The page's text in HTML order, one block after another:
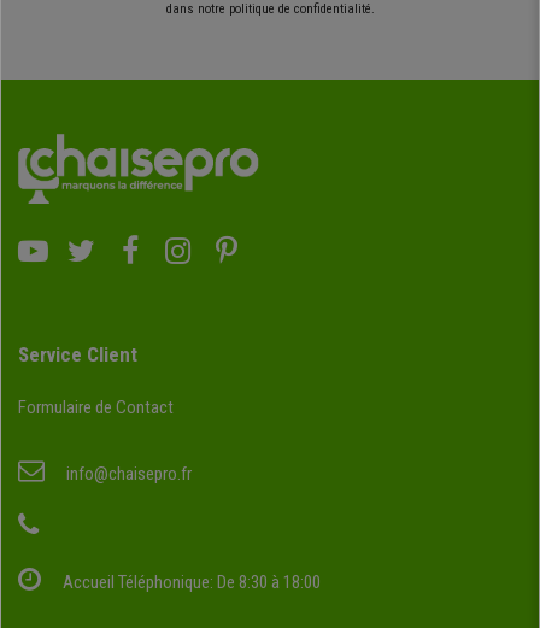
dans notre politique de confidentialité.
Service Client
Formulaire de Contact
info@chaisepro.fr
Accueil Téléphonique: De 8:30 à 18:00